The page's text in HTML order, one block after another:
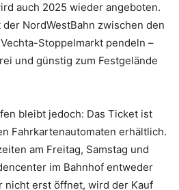
auch 2025 wieder angeboten.
NordWestBahn zwischen den
Stoppelmarkt pendeln –
und günstig zum Festgelände
bleibt jedoch: Das Ticket ist
Fahrkartenautomaten erhältlich.
am Freitag, Samstag und
im Bahnhof entweder
nicht erst öffnet, wird der Kauf